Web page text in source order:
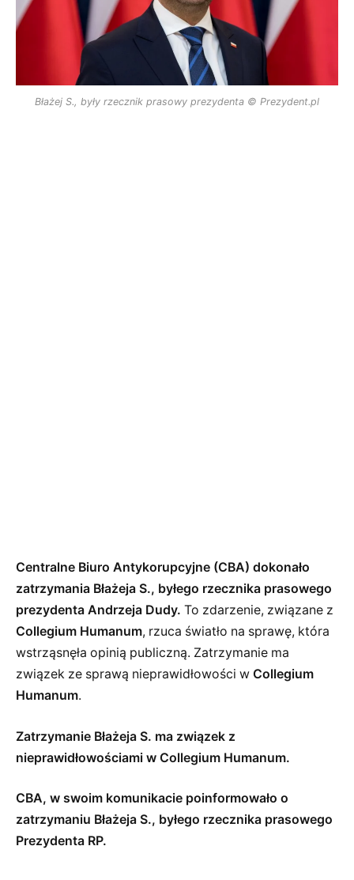
Błażej S., były rzecznik prasowy prezydenta © Prezydent.pl
Centralne Biuro Antykorupcyjne (CBA) dokonało
zatrzymania Błażeja S., byłego rzecznika prasowego
prezydenta Andrzeja Dudy. To zdarzenie, związane z
Collegium Humanum, rzuca światło na sprawę, która
wstrząsnęła opinią publiczną. Zatrzymanie ma
związek ze sprawą nieprawidłowości w Collegium
Humanum.
Zatrzymanie Błażeja S. ma związek z
nieprawidłowościami w Collegium Humanum.
CBA, w swoim komunikacie poinformowało o
zatrzymaniu Błażeja S., byłego rzecznika prasowego
Prezydenta RP.